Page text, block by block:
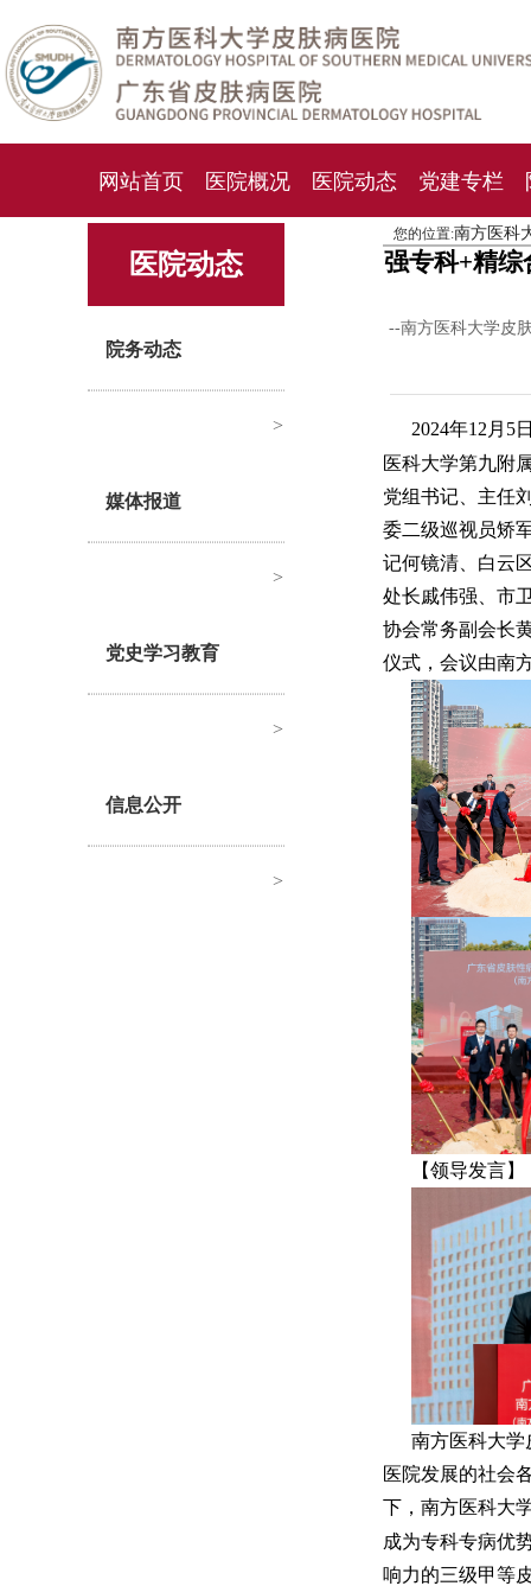
网站首页 医院概况 医院动态 党建专栏
化妆品检测中心 就诊指南 人才
医院动态
院务动态
>
媒体报道
>
党史学习教育
>
信息公开
>
您的位置:南方医科
强专科+精综
--南方医科大学皮
2024年12月5
医科大学第九附
党组书记、主任
委二级巡视员矫
记何镜清、白云
处长戚伟强、市
协会常务副会长
仪式，会议由南
【领导发言】
南方医科大
医院发展的社会
下，南方医科大
成为专科专病优
响力的三级甲等